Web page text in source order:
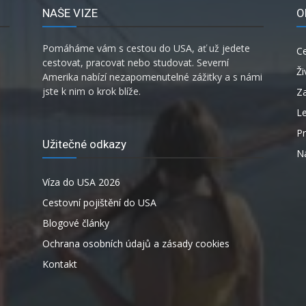
NAŠE VIZE
Pomáháme vám s cestou do USA, ať už jedete
cestovat, pracovat nebo studovat. Severní
Amerika nabízí nezapomenutelné zážitky a s námi
jste k nim o krok blíže.
Užitečné odkazy
Víza do USA 2026
Cestovní pojištění do USA
Blogové články
Ochrana osobních údajů a zásady cookies
Kontakt